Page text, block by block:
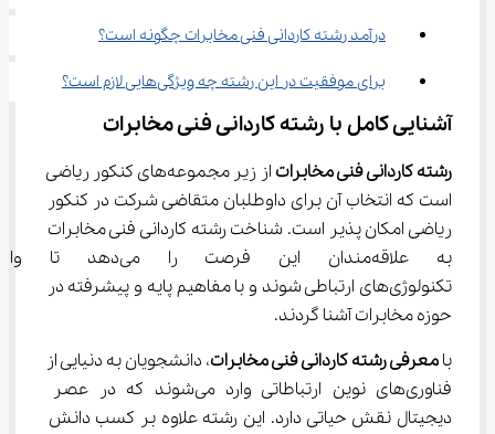
درآمد رشته کاردانی فنی مخابرات چگونه است؟
برای موفقیت در این رشته چه ویژگی‌هایی لازم است؟
آشنایی کامل با رشته کاردانی فنی مخابرات
رشته کاردانی فنی مخابرات
از زیر مجموعه‌های کنکور ریاضی
است که انتخاب آن برای داوطلبان متقاضی شرکت در کنکور
ریاضی امکان پذیر است. شناخت رشته کاردانی فنی مخابرات
به علاقه‌مندان این فرصت را
تکنولوژی‌های ارتباطی شوند و با مفاهیم پایه و پیشرفته در
حوزه مخابرات آشنا گردند.
با معرفی رشته کاردانی فنی مخابرات، دانشجویان به دنیایی از
فناوری‌های نوین ارتباطاتی وارد می‌شوند که در عصر
دیجیتال نقش حیاتی دارد. این رشته علاوه بر کسب دانش